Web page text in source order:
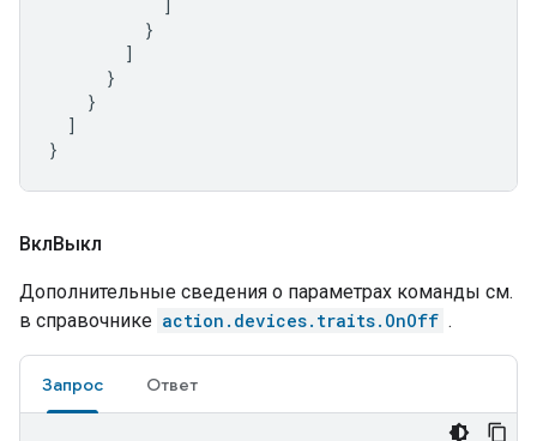
]
}
]
}
}
]
}
ВклВыкл
Дополнительные сведения о параметрах команды см.
в справочнике action.devices.traits.OnOff .
Запрос Ответ